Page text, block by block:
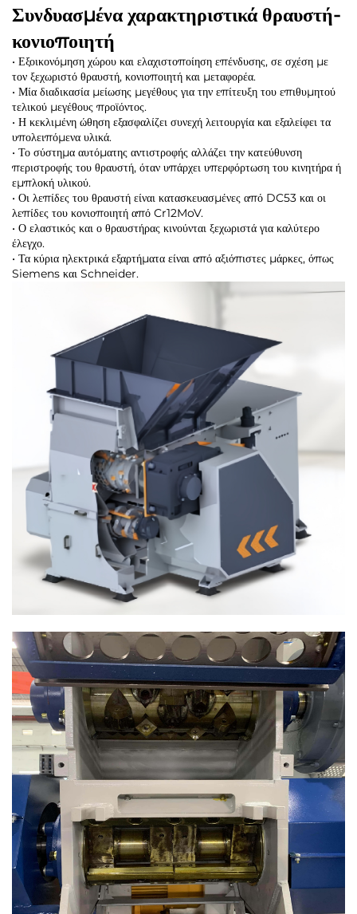
Συνδυασμένα χαρακτηριστικά θραυστή-
κονιοποιητή
• Εξοικονόμηση χώρου και ελαχιστοποίηση επένδυσης, σε σχέση με
τον ξεχωριστό θραυστή, κονιοποιητή και μεταφορέα.
• Μία διαδικασία μείωσης μεγέθους για την επίτευξη του επιθυμητού
τελικού μεγέθους προϊόντος.
• Η κεκλιμένη ώθηση εξασφαλίζει συνεχή λειτουργία και εξαλείφει τα
υπολειπόμενα υλικά.
• Το σύστημα αυτόματης αντιστροφής αλλάζει την κατεύθυνση
περιστροφής του θραυστή, όταν υπάρχει υπερφόρτωση του κινητήρα ή
εμπλοκή υλικού.
• Οι λεπίδες του θραυστή είναι κατασκευασμένες από DC53 και οι
λεπίδες του κονιοποιητή από Cr12MoV.
• Ο ελαστικός και ο θραυστήρας κινούνται ξεχωριστά για καλύτερο
έλεγχο.
• Τα κύρια ηλεκτρικά εξαρτήματα είναι από αξιόπιστες μάρκες, όπως
Siemens και Schneider.